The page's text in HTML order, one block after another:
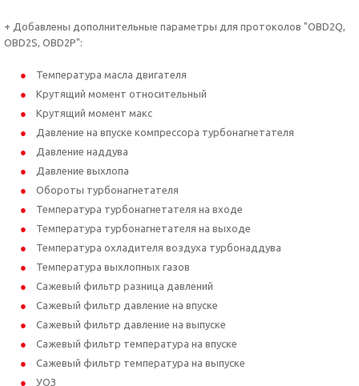
+ Добавлены дополнительные параметры для протоколов "OBD2Q,
OBD2S, OBD2P":
Температура масла двигателя
Крутящий момент относительный
Крутящий момент макс
Давление на впуске компрессора турбонагнетателя
Давление наддува
Давление выхлопа
Обороты турбонагнетателя
Температура турбонагнетателя на входе
Температура турбонагнетателя на выходе
Температура охладителя воздуха турбонаддува
Температура выхлопных газов
Сажевый фильтр разница давлений
Сажевый фильтр давление на впуске
Сажевый фильтр давление на выпуске
Cажевый фильтр температура на впуске
Cажевый фильтр температура на выпуске
УОЗ